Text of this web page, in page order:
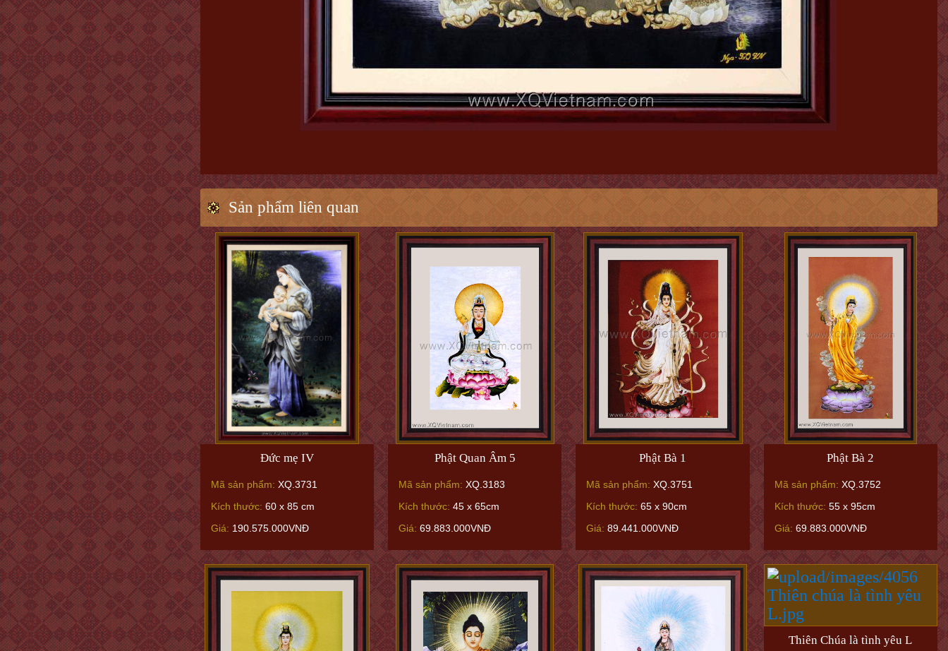
Sản phẩm liên quan
Đức mẹ IV
Mã sản phẩm: XQ.3731
Kích thước: 60 x 85 cm
Giá: 190.575.000VNĐ
Phật Quan Âm 5
Mã sản phẩm: XQ.3183
Kích thước: 45 x 65cm
Giá: 69.883.000VNĐ
Phật Bà 1
Mã sản phẩm: XQ.3751
Kích thước: 65 x 90cm
Giá: 89.441.000VNĐ
Phật Bà 2
Mã sản phẩm: XQ.3752
Kích thước: 55 x 95cm
Giá: 69.883.000VNĐ
Thiên Chúa là tình yêu L